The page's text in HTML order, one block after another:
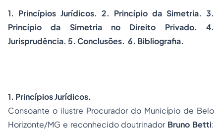
1. Princípios Jurídicos. 2. Princípio da Simetria. 3.
Princípio da Simetria no Direito Privado. 4.
Jurisprudência. 5. Conclusões. 6. Bibliografia.
1. Princípios Jurídicos.
Consoante o ilustre Procurador do Município de Belo
Horizonte/MG e reconhecido doutrinador Bruno Betti: